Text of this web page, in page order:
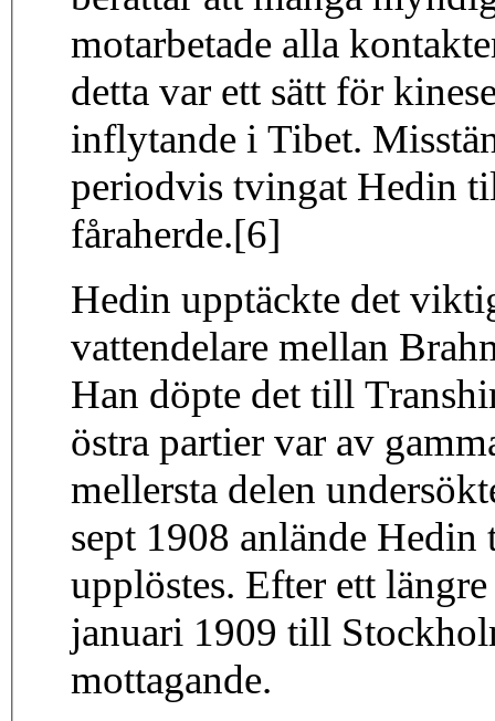
motarbetade alla
detta var ett sätt för
inflytande i Tibet.
periodvis tvingat Hedin
fåraherde.[6]
Hedin upptäckte det
vattendelare mellan
Han döpte det till
östra partier var av
mellersta delen
sept 1908 anlände
upplöstes. Efter ett
januari 1909 till
mottagande.